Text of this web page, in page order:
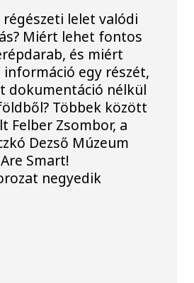
lelet valódi
Miért lehet fontos
és miért
információ egy részét,
dokumentáció nélkül
Többek között
Felber Zsombor, a
Dezső Múzeum
Smart!
negyedik